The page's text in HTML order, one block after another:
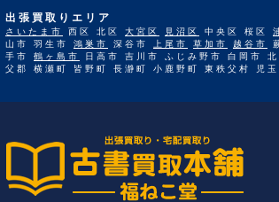
出張買取りエリア
さいたま市 西区 北区 大宮区 見沼区 中央区 桜区
山市 羽生市 鴻巣市 深谷市 上尾市 草加市 越谷市
手市 鶴ヶ島市
日高市 吉川市 ふじみ野市 白岡市
父郡 横瀬町 皆野町 長瀞町 小鹿野町 東秩父村 児